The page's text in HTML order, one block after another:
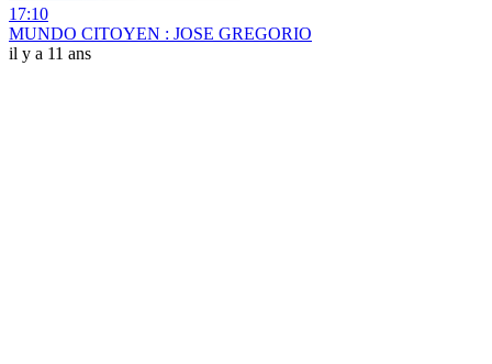
17:10
MUNDO CITOYEN : JOSE GREGORIO
il y a 11 ans